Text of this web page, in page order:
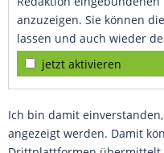
anzuzeigen. Sie können
lassen und auch wieder
jetzt aktivieren
Ich bin damit
angezeigt werden. Damit